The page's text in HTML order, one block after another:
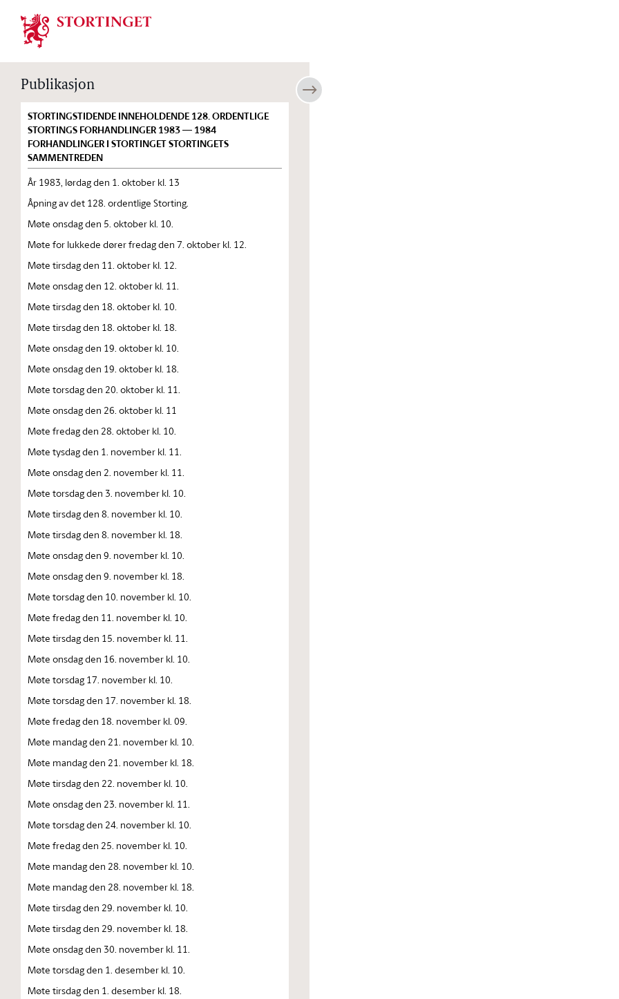
Stortinget.no
Publikasjon
STORTINGSTIDENDE INNEHOLDENDE 128. ORDENTLIGE
STORTINGS FORHANDLINGER 1983 — 1984
FORHANDLINGER I STORTINGET STORTINGETS
SAMMENTREDEN
År 1983, lørdag den 1. oktober kl. 13
Åpning av det 128. ordentlige Storting.
Møte onsdag den 5. oktober kl. 10.
Møte for lukkede dører fredag den 7. oktober kl. 12.
Møte tirsdag den 11. oktober kl. 12.
Møte onsdag den 12. oktober kl. 11.
Møte tirsdag den 18. oktober kl. 10.
Møte tirsdag den 18. oktober kl. 18.
Møte onsdag den 19. oktober kl. 10.
Møte onsdag den 19. oktober kl. 18.
Møte torsdag den 20. oktober kl. 11.
Møte onsdag den 26. oktober kl. 11
Møte fredag den 28. oktober kl. 10.
Møte tysdag den 1. november kl. 11.
Møte onsdag den 2. november kl. 11.
Møte torsdag den 3. november kl. 10.
Møte tirsdag den 8. november kl. 10.
Møte tirsdag den 8. november kl. 18.
Møte onsdag den 9. november kl. 10.
Møte onsdag den 9. november kl. 18.
Møte torsdag den 10. november kl. 10.
Møte fredag den 11. november kl. 10.
Møte tirsdag den 15. november kl. 11.
Møte onsdag den 16. november kl. 10.
Møte torsdag 17. november kl. 10.
Møte torsdag den 17. november kl. 18.
Møte fredag den 18. november kl. 09.
Møte mandag den 21. november kl. 10.
Møte mandag den 21. november kl. 18.
Møte tirsdag den 22. november kl. 10.
Møte onsdag den 23. november kl. 11.
Møte torsdag den 24. november kl. 10.
Møte fredag den 25. november kl. 10.
Møte mandag den 28. november kl. 10.
Møte mandag den 28. november kl. 18.
Møte tirsdag den 29. november kl. 10.
Møte tirsdag den 29. november kl. 18.
Møte onsdag den 30. november kl. 11.
Møte torsdag den 1. desember kl. 10.
Møte tirsdag den 1. desember kl. 18.